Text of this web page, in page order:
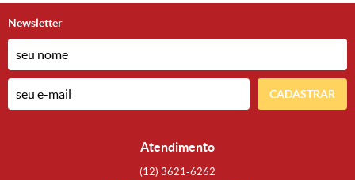
Newsletter
CADASTRAR
Atendimento
(12) 3621-6262